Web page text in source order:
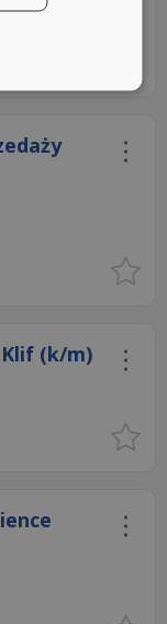
Klif (k/m)